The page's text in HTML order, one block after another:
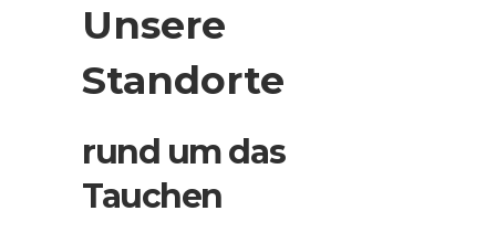
Unsere
Standorte
rund um das
Tauchen